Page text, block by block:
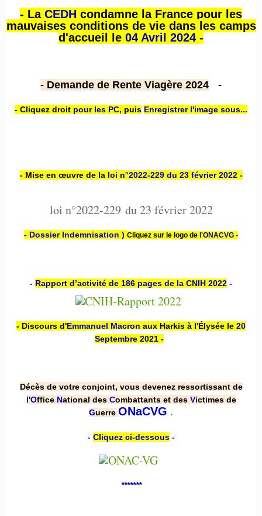
- La CEDH condamne la France pour les
mauvaises conditions de vie dans les camps
d'accueil le 04 Avril 2024 -
- Demande de Rente Viagère 2024 -
- Cliquez droit pour les PC, puis Enregistrer l'image sous...
- Mise en œuvre de la loi n°2022-229 du 23 février 2022 -
loi n°2022-229 du 23 février 2022
- Dossier Indemnisation ) Cliquez sur le logo de l'ONACVG -
- Rapport d’activité de 186 pages de la CNIH 2022 -
- Discours d'Emmanuel Macron aux Harkis à l'Élysée le 20
Septembre 2021 -
Décès de votre conjoint, vous devenez ressortissant de
l'Office National des Combattants et des Victimes de
Guerre ONaCVG .
- Cliquez ci-dessous-
*******